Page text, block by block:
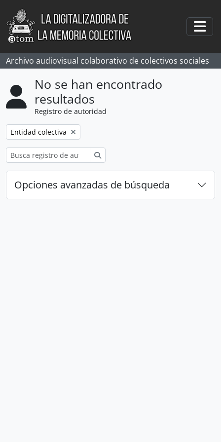
Skip to main content
Archivo audiovisual colaborativo de colectivos sociales
No se han encontrado
resultados
Registro de autoridad
Remove filter:
Entidad colectiva
Opciones avanzadas de búsqueda